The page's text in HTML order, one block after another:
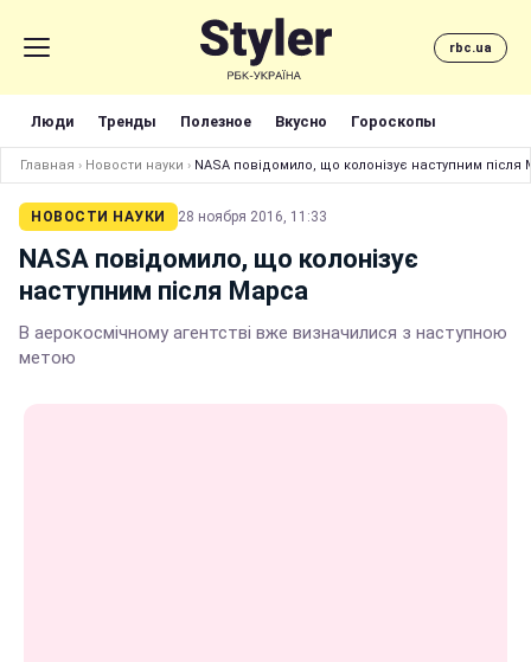
rbc.ua
Люди Тренды Полезное Вкусно Гороскопы
Главная › Новости науки › NASA повідомило, що колонізує наступним після
НОВОСТИ НАУКИ 28 ноября 2016, 11:33
NASA повідомило, що колонізує
наступним після Марса
В аерокосмічному агентстві вже визначилися з наступною
метою